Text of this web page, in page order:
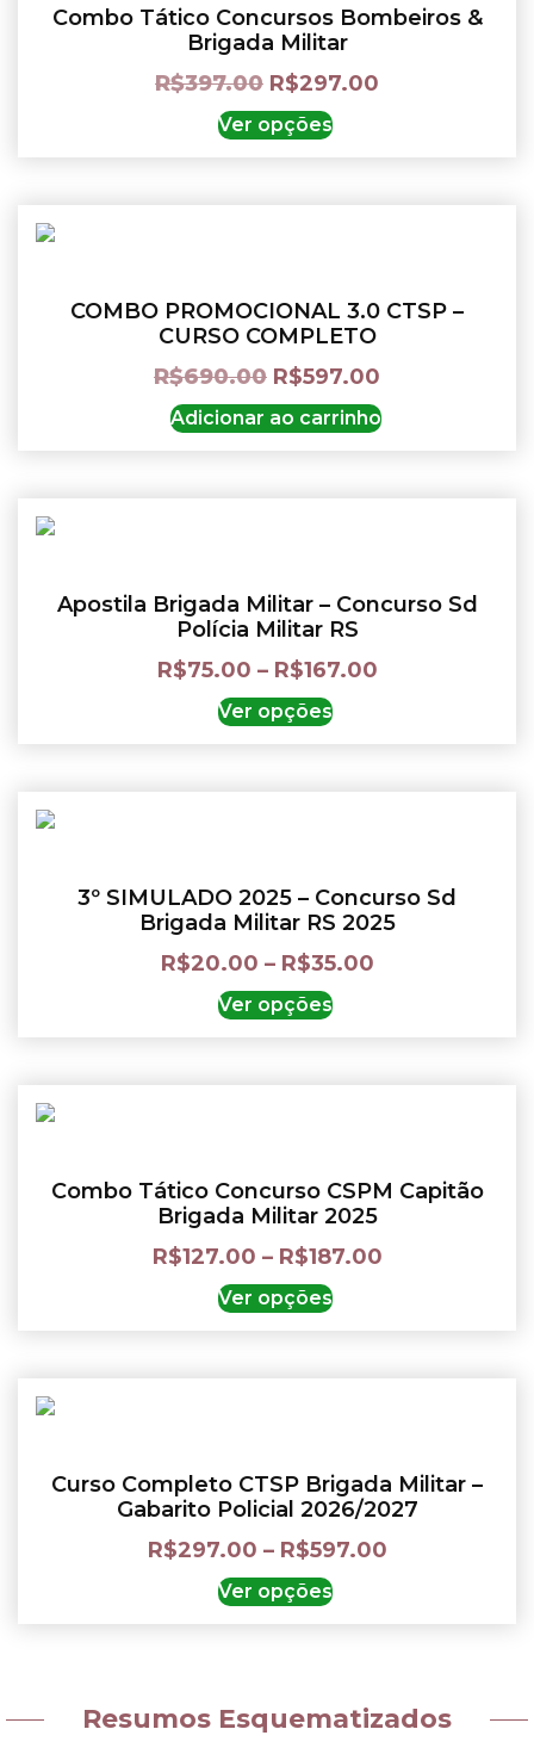
Combo Tático Concursos Bombeiros &
Brigada Militar
R$397.00 R$297.00
Ver opções
COMBO PROMOCIONAL 3.0 CTSP –
CURSO COMPLETO
R$690.00 R$597.00
Adicionar ao carrinho
Apostila Brigada Militar – Concurso Sd
Polícia Militar RS
R$75.00 – R$167.00
Ver opções
3º SIMULADO 2025 – Concurso Sd
Brigada Militar RS 2025
R$20.00 – R$35.00
Ver opções
Combo Tático Concurso CSPM Capitão
Brigada Militar 2025
R$127.00 – R$187.00
Ver opções
Curso Completo CTSP Brigada Militar –
Gabarito Policial 2026/2027
R$297.00 – R$597.00
Ver opções
Resumos Esquematizados